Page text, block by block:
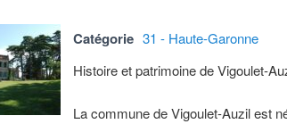
Catégorie 31 - Haute-Garonne
Histoire et patrimoine de Vigoulet-
La commune de Vigoulet-Auzil est